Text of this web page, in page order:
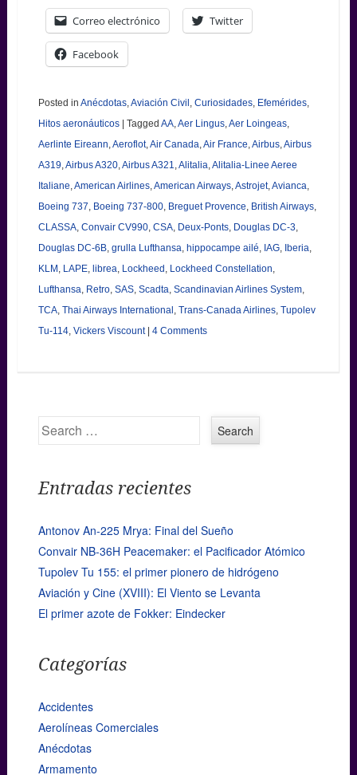
Correo electrónico Twitter
Facebook
Posted in Anécdotas,Aviación Civil , Curiosidades, Efemérides,
Hitos aeronáuticos
Tagged AA,Aer Lingus,Aer Loingeas,
Aerlinte Eireann,Aeroflot,Air Canada,Air France,Airbus,Airbus
A319,Airbus A320,Airbus A321,Alitalia,Alitalia-Linee Aeree
Italiane,American Airlines,American Airways,Astrojet,Avianca,
Boeing 737, Boeing 737-800, Breguet Provence, British Airways,
CLASSA, Convair CV990, CSA, Deux-Ponts, Douglas DC-3,
Douglas DC-6B, grulla Lufthansa, hippocampe ailé, IAG, Iberia,
KLM , LAPE, librea, Lockheed , Lockheed Constellation,
Lufthansa, Retro, SAS, Scadta, Scandinavian Airlines System,
TCA, Thai Airways International , Trans-Canada Airlines, Tupolev
Tu-114, Vickers Viscount 4 Comments
Search
Entradas recientes
Antonov An-225 Mrya: Final del Sueño
Convair NB-36H Peacemaker: el Pacificador Atómico
Tupolev Tu 155: el primer pionero de hidrógeno
Aviación y Cine (XVIII): El Viento se Levanta
El primer azote de Fokker: Eindecker
Categorías
Accidentes
Aerolíneas Comerciales
Anécdotas
Armamento